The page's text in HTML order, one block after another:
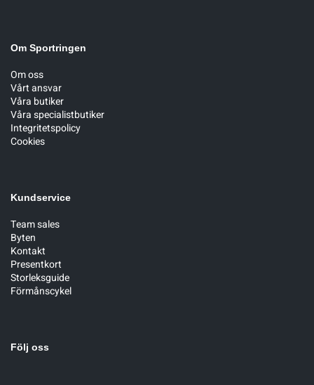
Om Sportringen
Om oss
Vårt ansvar
Våra butiker
Våra specialistbutiker
Integritetspolicy
Cookies
Kundservice
Team sales
Byten
Kontakt
Presentkort
Storleksguide
Förmånscykel
Följ oss